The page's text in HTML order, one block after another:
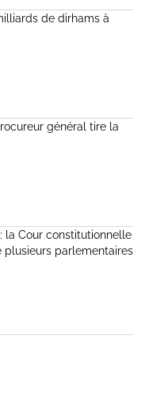
de dirhams à
général tire la
la Cour constitutionnelle
plusieurs parlementaires